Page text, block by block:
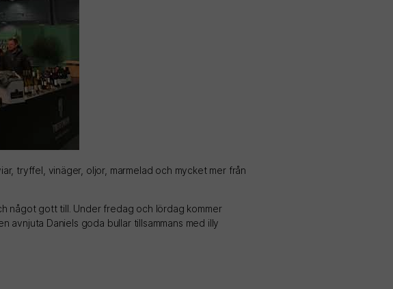
tryffel, vinäger, oljor, marmelad och mycket mer från
något gott till. Under fredag och lördag kommer
avnjuta Daniels goda bullar tillsammans med illy